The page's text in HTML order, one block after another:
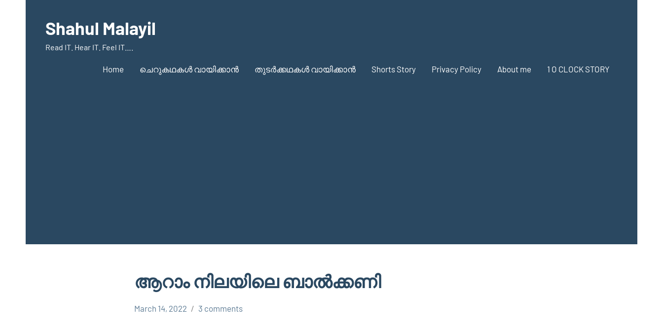
contentShahul Malayil
Read IT. Hear IT. Feel IT….
Home ചെറുകഥകൾ വായിക്കാൻ തുടർക്കഥകൾ വായിക്കാൻ Shorts Story Privacy Policy About me 1 O CLOCK STORY
ആറാം നിലയിലെ ബാൽക്കണി
March 14, 2022 3 comments